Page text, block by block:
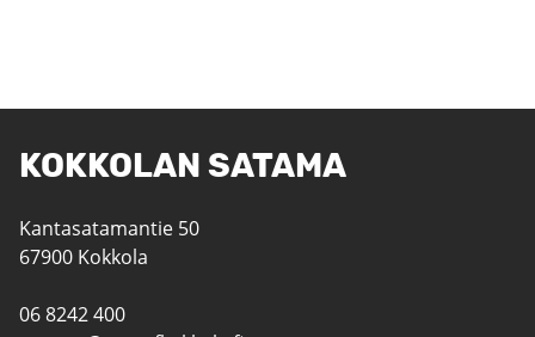
KOKKOLAN SATAMA
Kantasatamantie 50
67900 Kokkola
06 8242 400